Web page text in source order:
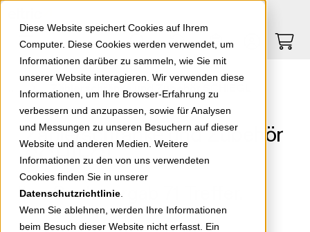
Diese Website speichert Cookies auf Ihrem
Computer. Diese Cookies werden verwendet, um
Informationen darüber zu sammeln, wie Sie mit
unserer Website interagieren. Wir verwenden diese
Informationen, um Ihre Browser-Erfahrung zu
verbessern und anzupassen, sowie für Analysen
und Messungen zu unseren Besuchern auf dieser
Website und anderen Medien. Weitere
Informationen zu den von uns verwendeten
Cookies finden Sie in unserer
Datenschutzrichtlinie
Wenn Sie ablehnen, werden Ihre Informationen
beim Besuch dieser Website nicht erfasst. Ein
Springe zu Hauptinhalt Springe zum Footer
0
Zählerschränke und Zubehör SCHIEGL
Zählerschränke und Zubehör
SCHIEGL
Ihre Suche ergab 71 Treffer.